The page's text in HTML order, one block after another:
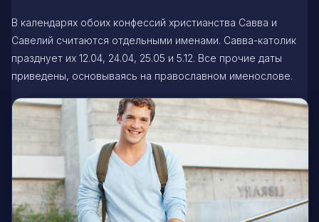
В календарях обоих конфессий христианства Савва и
Савелий считаются отдельными именами. Савва-католик
празднует их 12.04, 24.04, 25.05 и 5.12. Все прочие даты
приведены, основываясь на православном именослове.